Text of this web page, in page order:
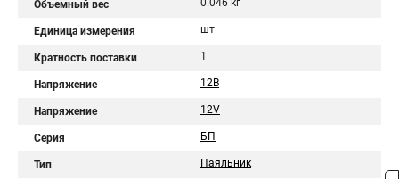
Объемный вес 0.046 кг
Единица измерения шт
Кратность поставки 1
Напряжение 12В
Напряжение 12V
Серия БП
Тип Паяльник